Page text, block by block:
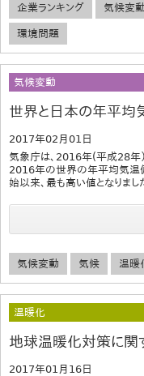
企業ランキング 気候変動
環境問題
気候変動
世界と日本の年平均
2017年02月01日
気象庁は、2016年(平成28年
2016年の世界の年平均気温
始以来、最も高い値となりま
気候変動 気候 温暖
温暖化
地球温暖化対策に関
2017年01月16日